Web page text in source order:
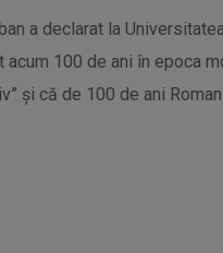
a declarat la
acum 100 de ani în epoca
şi că de 100 de ani